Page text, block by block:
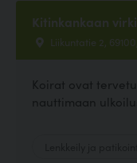
Kitinkankaan
Liikuntatie 2,
Koirat ovat
nauttimaan